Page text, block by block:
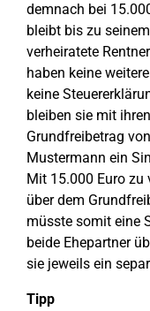
demnach bei
bleibt bis zu
verheiratete
haben keine
keine
bleiben sie mit
Grundfreibetrag
Mustermann ein
Mit 15.000 Euro zu
über dem
müsste somit eine
beide Ehepartner
sie jeweils ein
Tipp